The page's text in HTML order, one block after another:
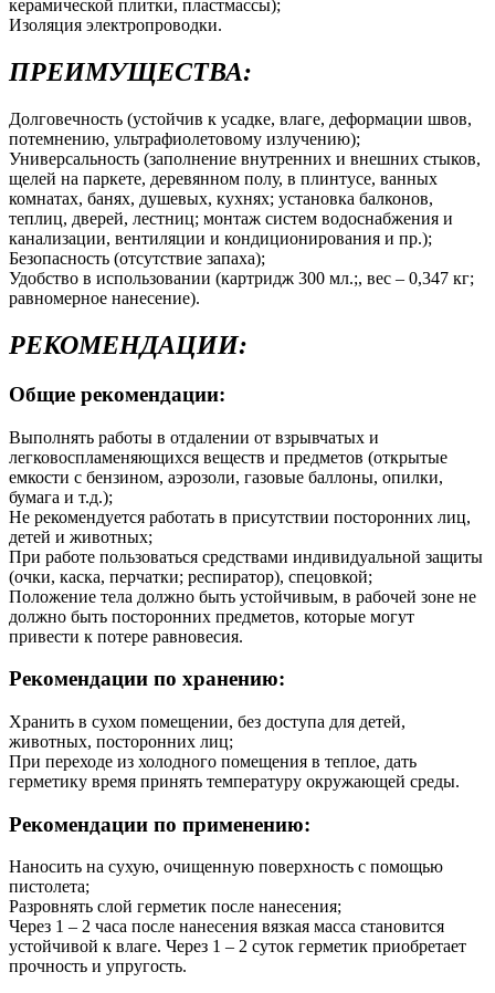
керамической плитки, пластмассы);
Изоляция электропроводки.
ПРЕИМУЩЕСТВА:
Долговечность (устойчив к усадке, влаге, деформации швов,
потемнению, ультрафиолетовому излучению);
Универсальность (заполнение внутренних и внешних стыков,
щелей на паркете, деревянном полу, в плинтусе, ванных
комнатах, банях, душевых, кухнях; установка балконов,
теплиц, дверей, лестниц; монтаж систем водоснабжения и
канализации, вентиляции и кондиционирования и пр.);
Безопасность (отсутствие запаха);
Удобство в использовании (картридж 300 мл.;, вес – 0,347 кг;
равномерное нанесение).
РЕКОМЕНДАЦИИ:
Общие рекомендации:
Выполнять работы в отдалении от взрывчатых и
легковоспламеняющихся веществ и предметов (открытые
емкости с бензином, аэрозоли, газовые баллоны, опилки,
бумага и т.д.);
Не рекомендуется работать в присутствии посторонних лиц,
детей и животных;
При работе пользоваться средствами индивидуальной защиты
(очки, каска, перчатки; респиратор), спецовкой;
Положение тела должно быть устойчивым, в рабочей зоне не
должно быть посторонних предметов, которые могут
привести к потере равновесия.
Рекомендации по хранению:
Хранить в сухом помещении, без доступа для детей,
животных, посторонних лиц;
При переходе из холодного помещения в теплое, дать
герметику время принять температуру окружающей среды.
Рекомендации по применению:
Наносить на сухую, очищенную поверхность с помощью
пистолета;
Разровнять слой герметик после нанесения;
Через 1 – 2 часа после нанесения вязкая масса становится
устойчивой к влаге. Через 1 – 2 суток герметик приобретает
прочность и упругость.